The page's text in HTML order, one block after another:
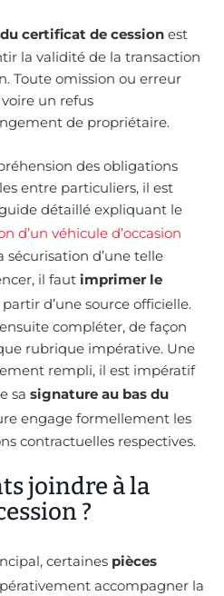
certificat de cession est
la validité de la transaction
Toute omission ou erreur
un refus
de propriétaire.
des obligations
entre particuliers, il est
détaillé expliquant le
d’un véhicule d’occasion
d’une telle
il faut imprimer le
partir d’une source officielle.
compléter, de façon
rubrique impérative. Une
rempli, il est impératif
sa signature au bas du
engage formellement les
contractuelles respectives.
joindre à la
?
certaines pièces
accompagner la